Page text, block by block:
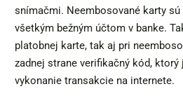
snímačmi. Neembosované karty sú
všetkým bežným účtom v banke.
platobnej karte, tak aj pri
zadnej strane verifikačný kód, ktorý
vykonanie transakcie na internete.